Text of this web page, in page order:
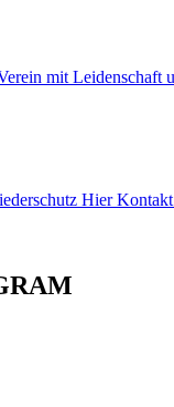
mit
Hier